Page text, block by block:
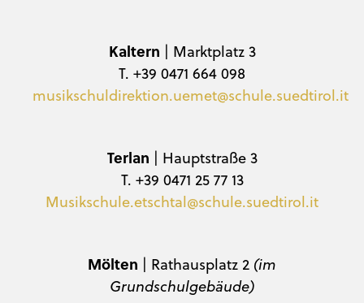
Kaltern | Marktplatz 3
T. +39 0471 664 098
musikschuldirektion.uemet@schule.suedtirol.it
Terlan | Hauptstraße 3
T. +39 0471 25 77 13
Musikschule.etschtal@schule.suedtirol.it
Mölten | Rathausplatz 2 (im
Grundschulgebäude)